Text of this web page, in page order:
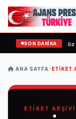
SON DAKİKA
gün sayıyor• Açıkgöz
ANA SAYFA/ETIKET
ETİKET ARŞİVİ